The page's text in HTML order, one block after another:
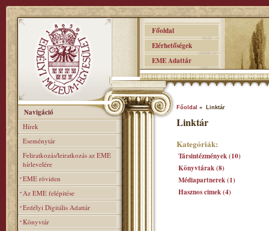
Főoldal
Elérhetőségek
EME Adattár
Navigáció
Hírek
Eseménytár
Feliratkozás/leiratkozás az EME
hírlevelére
EME röviden
Az EME felépitése
Erdélyi Digitális Adattár
Könyvtár
Főoldal » Linktár
Linktár
Kategóriák:
Társintézmények (10)
Könyvtárak (8)
Médiapartnerek (1)
Hasznos cimek (4)